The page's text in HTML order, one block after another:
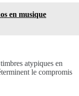
en musique
atypiques en
le compromis